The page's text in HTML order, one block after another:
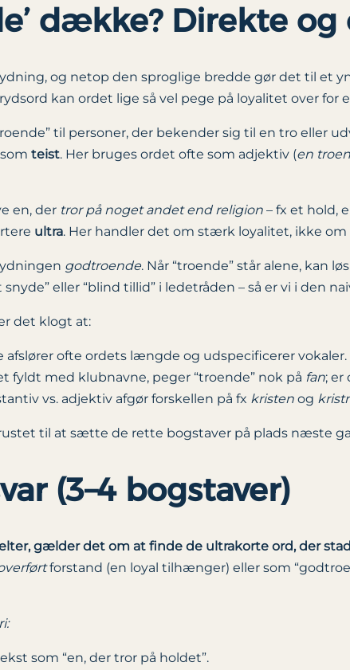
dække? Direkte
og netop den sproglige bredde gør det til et
kan ordet lige så vel pege på loyalitet over for
til personer, der bekender sig til en tro eller
teist. Her bruges ordet ofte som adjektiv (en
en, der tror på noget andet end religion – fx et hold,
ultra. Her handler det om stærk loyalitet, ikke om
godtroende. Når “troende” står alene, kan
eller “blind tillid” i ledetråden – så er vi i den
det klogt at:
afslører ofte ordets længde og udspecificerer vokaler.
fyldt med klubnavne, peger “troende” nok på fan; er
vs. adjektiv afgør forskellen på fx kristen og
til at sætte de rette bogstaver på plads næste
(3–4 bogstaver)
gælder det om at finde de ultrakorte ord, der
forstand (en loyal tilhænger) eller som
som “en, der tror på holdet”.